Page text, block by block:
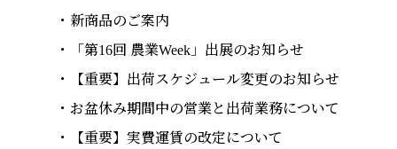
新商品のご案内
「第16回 農業Week」出展のお知らせ
【重要】出荷スケジュール変更のお知らせ
お盆休み期間中の営業と出荷業務について
【重要】実費運賃の改定について